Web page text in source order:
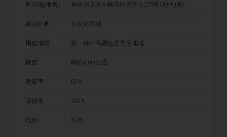
所在地(地番) 神奈川県茅ヶ崎市松尾字台276番1他(地番)
都市計画 市街化区域
用途地域 第一種中高層住居専用地域
接道 南約4.0m公道
建蔽率 60％
容積率 200％
地目 宅地